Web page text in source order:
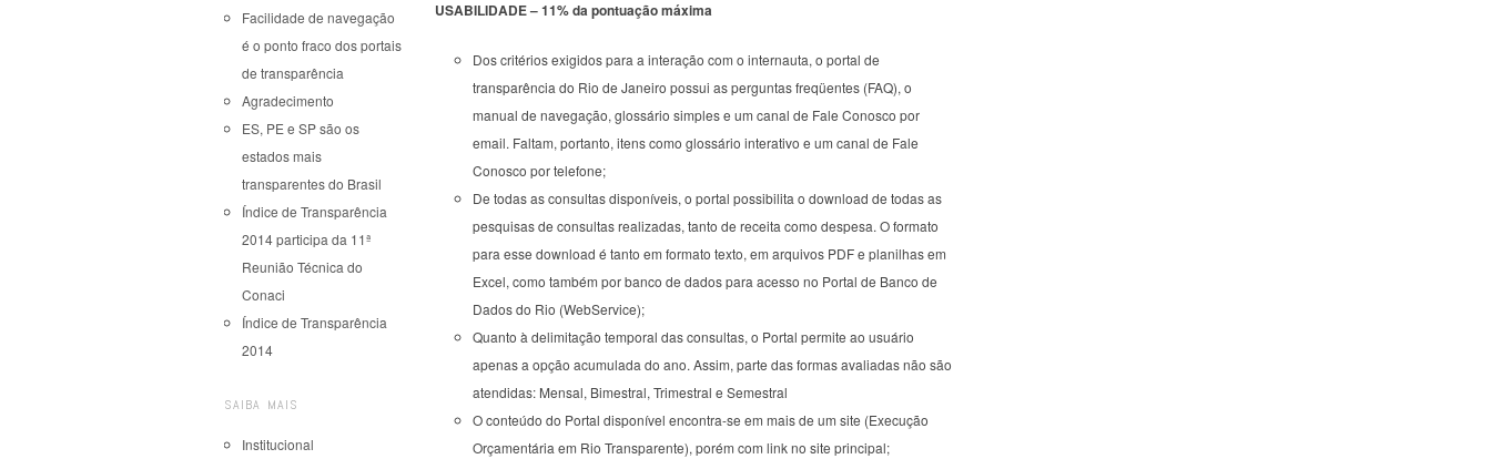
USABILIDADE – 11% da pontuação máxima
Dos critérios exigidos para a interação com o internauta, o portal de
transparência do Rio de Janeiro possui as perguntas freqüentes (FAQ), o
manual de navegação, glossário simples e um canal de Fale Conosco por
email. Faltam, portanto, itens como glossário interativo e um canal de Fale
Conosco por telefone;
De todas as consultas disponíveis, o portal possibilita o download de todas as
pesquisas de consultas realizadas, tanto de receita como despesa. O formato
para esse download é tanto em formato texto, em arquivos PDF e planilhas em
Excel, como também por banco de dados para acesso no Portal de Banco de
Dados do Rio (WebService);
Quanto à delimitação temporal das consultas, o Portal permite ao usuário
apenas a opção acumulada do ano. Assim, parte das formas avaliadas não são
atendidas: Mensal, Bimestral, Trimestral e Semestral
O conteúdo do Portal disponível encontra-se em mais de um site (Execução
Orçamentária em Rio Transparente), porém com link no site principal;
Facilidade de navegação
é o ponto fraco dos portais
de transparência
Agradecimento
ES, PE e SP são os
estados mais
transparentes do Brasil
Índice de Transparência
2014 participa da 11ª
Reunião Técnica do
Conaci
Índice de Transparência
2014
SAIBA MAIS
Institucional